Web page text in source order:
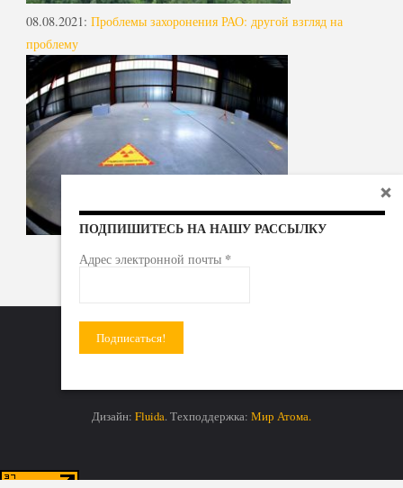
08.08.2021: Проблемы захоронения РАО: другой взгляд на
проблему
Дизайн: Fluida. Техподдержка: Мир Атома.
ПОДПИШИТЕСЬ НА НАШУ РАССЫЛКУ
Адрес электронной почты *